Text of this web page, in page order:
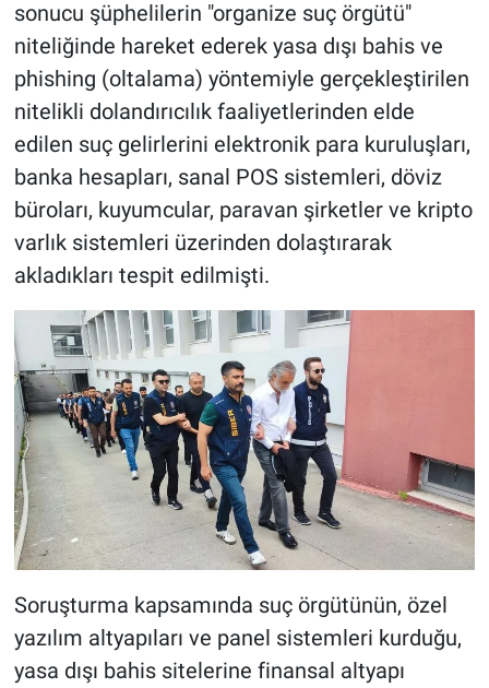
sonucu şüphelilerin "organize suç örgütü"
niteliğinde hareket ederek yasa dışı bahis ve
phishing (oltalama) yöntemiyle gerçekleştirilen
nitelikli dolandırıcılık faaliyetlerinden elde
edilen suç gelirlerini elektronik para kuruluşları,
banka hesapları, sanal POS sistemleri, döviz
büroları, kuyumcular, paravan şirketler ve kripto
varlık sistemleri üzerinden dolaştırarak
akladıkları tespit edilmişti.
Soruşturma kapsamında suç örgütünün, özel
yazılım altyapıları ve panel sistemleri kurduğu,
yasa dışı bahis sitelerine finansal altyapı